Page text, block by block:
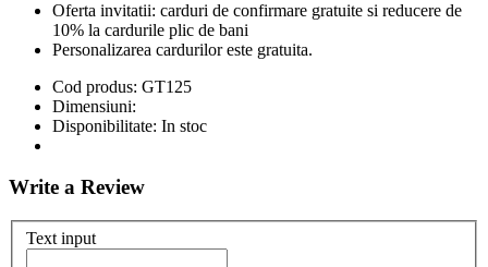
Oferta invitatii: carduri de confirmare gratuite si reducere de
10% la cardurile plic de bani
Personalizarea cardurilor este gratuita.
Cod produs: GT125
Dimensiuni:
Disponibilitate: In stoc
Write a Review
Text input